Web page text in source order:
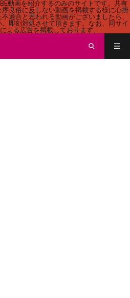
動画を紹介するのみのサイトです。共有
良俗に反しない動画を掲載する様に心掛
適合と思われる動画がございましたら、
即刻対処させて頂きます。なお、同サイ
よる広告を掲載しております。